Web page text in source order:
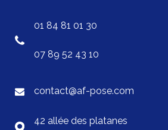
01 84 81 01 30
07 89 52 43 10
contact@af-pose.com
42 allée des platanes